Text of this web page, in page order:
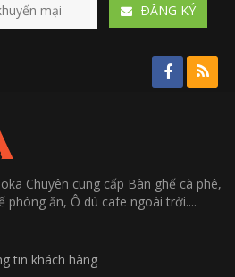
ÐĂNG KÝ
Chuyên cung cấp Bàn ghế cà phê,
phòng ăn, Ô dù cafe ngoài trời....
tin khách hàng